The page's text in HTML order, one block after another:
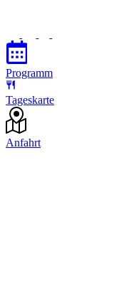
Programm
Tageskarte
Anfahrt